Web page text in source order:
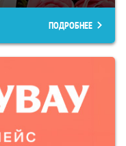
ПОДРОБНЕЕ